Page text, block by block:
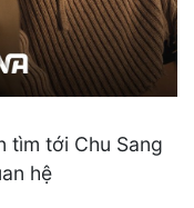
tìm tới Chu Sang
hệ